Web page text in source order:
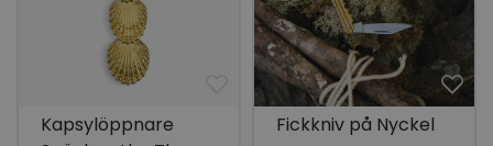
Kapsylöppnare
Fickkniv på Nyckel